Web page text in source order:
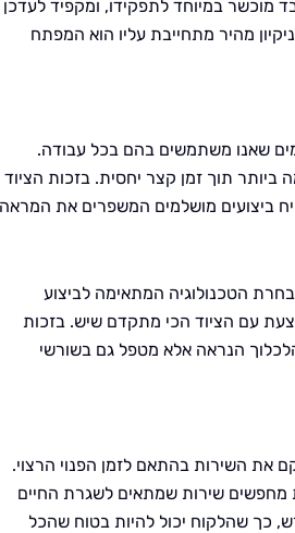
מוכשר במיוחד לתפקידו, ומקפיד לעדכן
מהיר מתחייבת עליו הוא המפתח
שאנו משתמשים בהם בכל עבודה.
ביותר תוך זמן קצר יחסית. בזכות הציוד
ביצועים מושלמים המשפרים את המראה
הטכנולוגיה המתאימה לביצוע
עם הציוד הכי מתקדם שיש. בזכות
הנראה אלא מטפל גם בשורשי
את השירות בהתאם לזמן הפנוי הרצוי.
מחפשים שירות שמתאים לשגרת החיים
כך שהלקוח יכול להיות בטוח שהכל